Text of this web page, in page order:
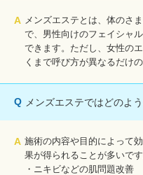
スタッフ指名可
駅から徒歩5分以内
A メンズエステとは、体のさ
で、男性向けのフェイシャ
できます。ただし、女性の
くまで呼び方が異なるだけ
Q メンズエステではどのよ
A 施術の内容や目的によって
果が得られることが多いです
・ニキビなどの肌問題改善